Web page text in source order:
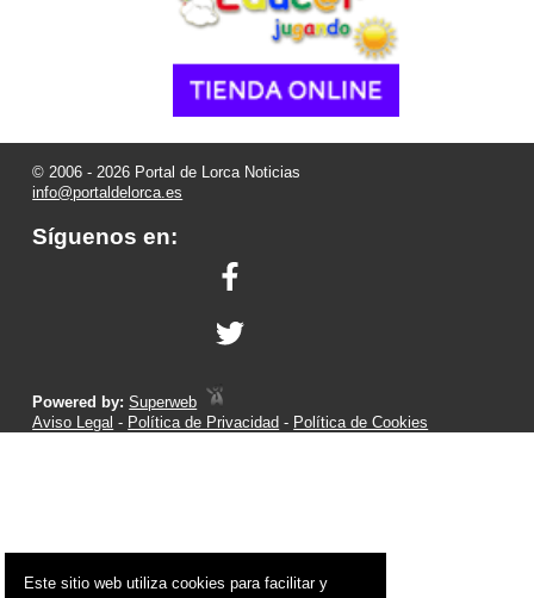
© 2006 - 2026 Portal de Lorca Noticias
info@portaldelorca.es
Síguenos en:
Powered by:Superweb
Aviso Legal - Política de Privacidad - Política de Cookies
Este sitio web utiliza cookies para facilitar y